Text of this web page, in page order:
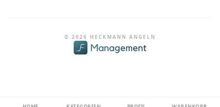
© 2026 HECKMANN ANGELN